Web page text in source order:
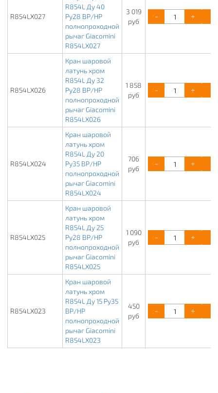
R854LX027
R854L Ду 40
Ру28 ВР/НР
полнопроходной
рычаг Giacomini
R854LX027
3 019
руб
- +
R854LX026
Кран шаровой
латунь хром
R854L Ду 32
Ру28 ВР/НР
полнопроходной
рычаг Giacomini
R854LX026
1 858
руб
- +
R854LX024
Кран шаровой
латунь хром
R854L Ду 20
Ру35 ВР/НР
полнопроходной
рычаг Giacomini
R854LX024
706
руб
- +
R854LX025
Кран шаровой
латунь хром
R854L Ду 25
Ру28 ВР/НР
полнопроходной
рычаг Giacomini
R854LX025
1 090
руб
- +
R854LX023
Кран шаровой
латунь хром
R854L Ду 15 Ру35
ВР/НР
полнопроходной
рычаг Giacomini
R854LX023
450
руб
- +